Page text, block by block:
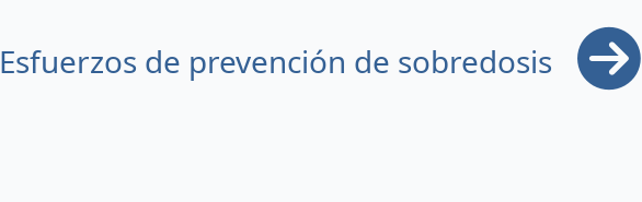
Esfuerzos de prevención de sobredosis